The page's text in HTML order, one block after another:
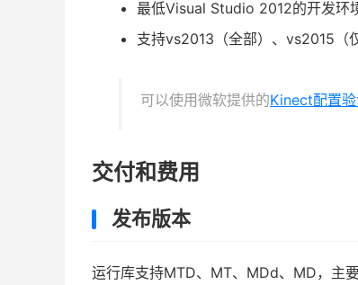
最低Visual Studio 2012的开发环
支持vs2013（全部）、vs2015（
可以使用微软提供的Kinect配置
交付和费用
发布版本
运行库支持MTD、MT、MDd、MD，主